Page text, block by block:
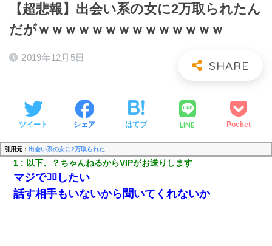
【超悲報】出会い系の女に2万取られたん
だがｗｗｗｗｗｗｗｗｗｗｗｗｗｗ
2019年12月5日
ツイート シェア はてブ LINE Pocket
引用元： 出会い系の女に2万取られた
1 以下、？ちゃんねるからVIPがお送りします
マジでｺﾛしたい
話す相手もいないから聞いてくれないか